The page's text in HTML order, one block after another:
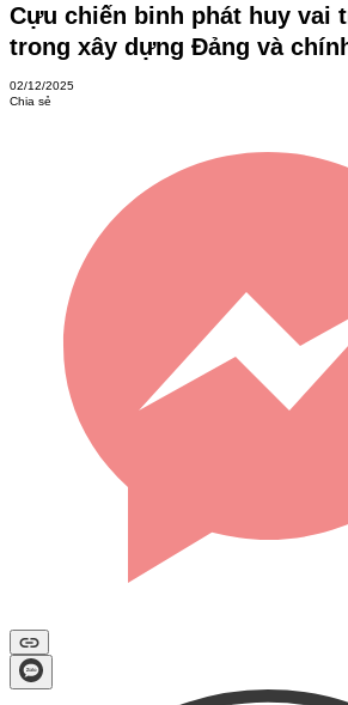
Cựu chiến binh phát huy vai
trong xây dựng Đảng và
02/12/2025
Chia sẻ